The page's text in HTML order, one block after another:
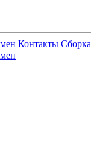
Контакты Сборка